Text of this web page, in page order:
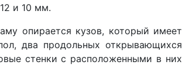
и 10 мм.
опирается кузов, который имеет
два продольных открывающихся
стенки с расположенными в них